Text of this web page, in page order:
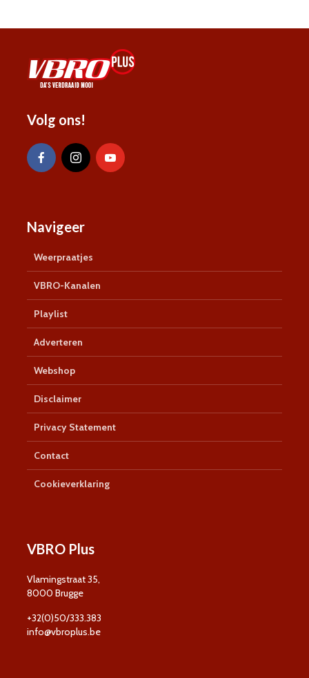
Volg ons!
Navigeer
Weerpraatjes
VBRO-Kanalen
Playlist
Adverteren
Webshop
Disclaimer
Privacy Statement
Contact
Cookieverklaring
VBRO Plus
Vlamingstraat 35,
8000 Brugge
+32(0)50/333.383
info@vbroplus.be